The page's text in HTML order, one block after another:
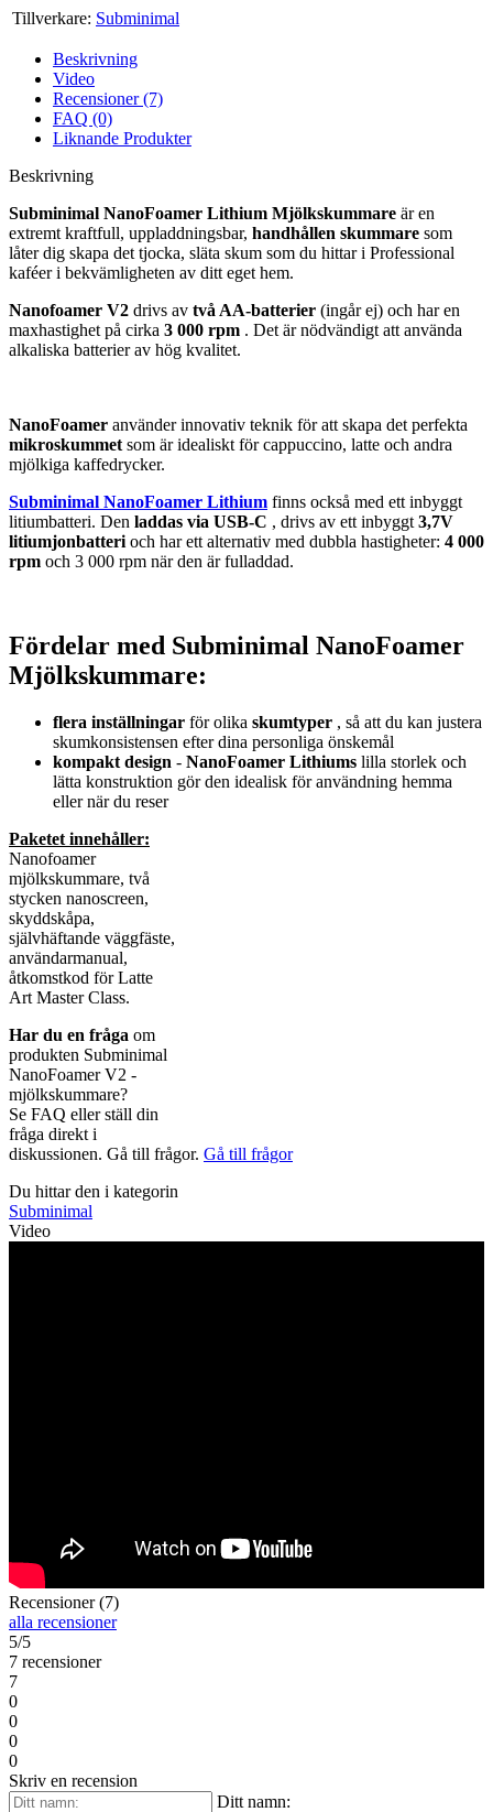
Tillverkare: Subminimal
Beskrivning
Video
Recensioner (7)
FAQ (0)
Liknande Produkter
Beskrivning
Subminimal NanoFoamer Lithium Mjölkskummare är en
extremt kraftfull, uppladdningsbar, handhållen skummare som
låter dig skapa det tjocka, släta skum som du hittar i Professional
kaféer i bekvämligheten av ditt eget hem.
Nanofoamer V2 drivs av två AA-batterier (ingår ej) och har en
maxhastighet på cirka 3 000 rpm . Det är nödvändigt att använda
alkaliska batterier av hög kvalitet.
NanoFoamer använder innovativ teknik för att skapa det perfekta
mikroskummet som är idealiskt för cappuccino, latte och andra
mjölkiga kaffedrycker.
Subminimal NanoFoamer Lithium finns också med ett inbyggt
litiumbatteri. Den laddas via USB-C , drivs av ett inbyggt 3,7V
litiumjonbatteri och har ett alternativ med dubbla hastigheter: 4 000
rpm och 3 000 rpm när den är fulladdad.
Fördelar med Subminimal NanoFoamer
Mjölkskummare:
flera inställningar för olika skumtyper , så att du kan justera
skumkonsistensen efter dina personliga önskemål
kompakt design - NanoFoamer Lithiums lilla storlek och
lätta konstruktion gör den idealisk för användning hemma
eller när du reser
Paketet innehåller:
Nanofoamer
mjölkskummare, två
stycken nanoscreen,
skyddskåpa,
självhäftande väggfäste,
användarmanual,
åtkomstkod för Latte
Art Master Class.
Har du en fråga om
produkten Subminimal
NanoFoamer V2 -
mjölkskummare?
Se FAQ eller ställ din
fråga direkt i
diskussionen. Gå till frågor. Gå till frågor
Du hittar den i kategorin
Subminimal
Video
Recensioner (7)
alla recensioner
5/5
7 recensioner
7
0
0
0
0
Skriv en recension
Ditt namn: